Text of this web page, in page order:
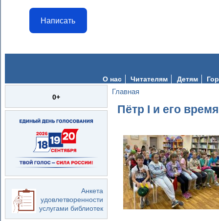
Написать
О нас Читателям Детям
0+
Анкета
удовлетворенности
услугами библиотек
Вы здесь
Главная
Пётр I и его время